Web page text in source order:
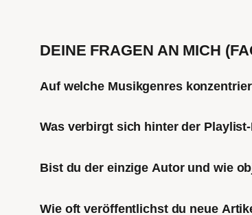
DEINE FRAGEN AN MICH
Auf welche Musikgenres
Was verbirgt sich hinter der
Bist du der einzige Autor und wie
Wie oft veröffentlichst du neue